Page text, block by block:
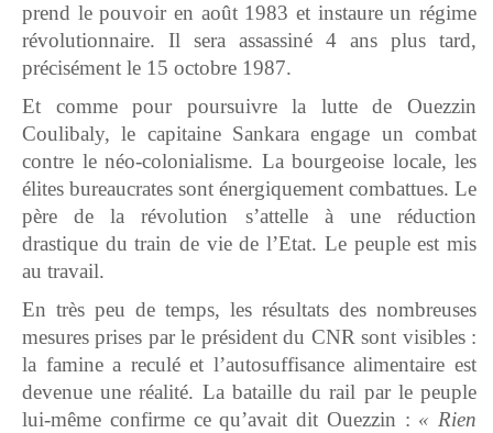
prend le pouvoir en août 1983 et instaure un régime
révolutionnaire. Il sera assassiné 4 ans plus tard,
précisément le 15 octobre 1987.
Et comme pour poursuivre la lutte de Ouezzin
Coulibaly, le capitaine Sankara engage un combat
contre le néo-colonialisme. La bourgeoise locale, les
élites bureaucrates sont énergiquement combattues. Le
père de la révolution s’attelle à une réduction
drastique du train de vie de l’Etat. Le peuple est mis
au travail.
En très peu de temps, les résultats des nombreuses
mesures prises par le président du CNR sont visibles :
la famine a reculé et l’autosuffisance alimentaire est
devenue une réalité. La bataille du rail par le peuple
lui-même confirme ce qu’avait dit Ouezzin : « Rien